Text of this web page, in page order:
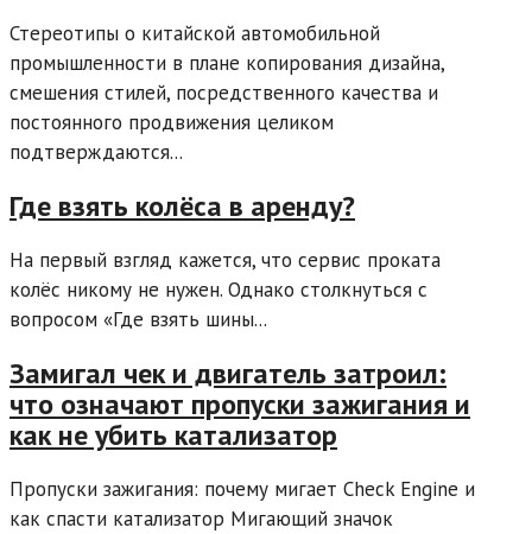
Стереотипы о китайской автомобильной
промышленности в плане копирования дизайна,
смешения стилей, посредственного качества и
постоянного продвижения целиком
подтверждаются...
Где взять колёса в аренду?
На первый взгляд кажется, что сервис проката
колёс никому не нужен. Однако столкнуться с
вопросом «Где взять шины...
Замигал чек и двигатель затроил:
что означают пропуски зажигания и
как не убить катализатор
Пропуски зажигания: почему мигает Check Engine и
как спасти катализатор Мигающий значок